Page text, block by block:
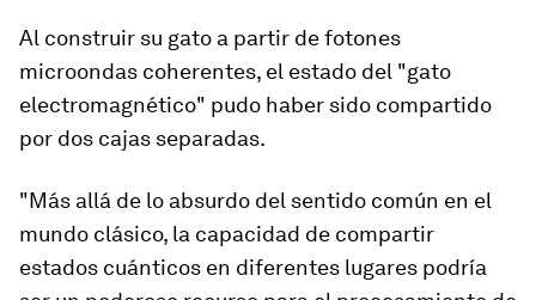
Al construir su gato a partir de fotones
microondas coherentes, el estado del "gato
electromagnético" pudo haber sido compartido
por dos cajas separadas.
"Más allá de lo absurdo del sentido común en el
mundo clásico, la capacidad de compartir
estados cuánticos en diferentes lugares podría